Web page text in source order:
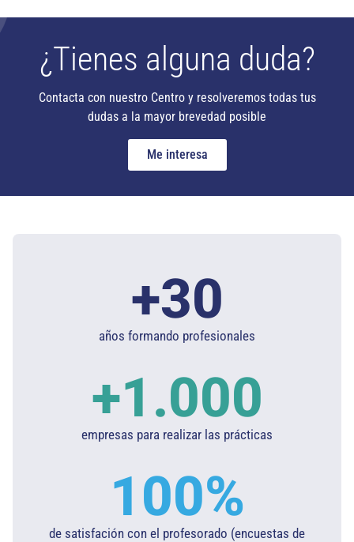
¿Tienes alguna duda?
Contacta con nuestro Centro y resolveremos todas tus
dudas a la mayor brevedad posible
Me interesa
años formando profesionales
+30
empresas para realizar las prácticas
+1.000
de satisfación con el profesorado (encuestas de
100%